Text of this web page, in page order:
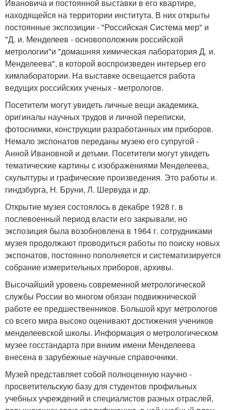
Ивановича и постоянной выставки в его квартире,
находящейся на территории института. В них открыты
постоянные экспозиции - "Российская Система мер" и
"Д. и. Менделеев - основоположник российской
метрологии"и "домашняя химическая лаборатория Д. и.
Менделеева", в которой воспроизведен интерьер его
химлаборатории. На выставке освещается работа
ведущих российских ученых - метрологов.
Посетители могут увидеть личные вещи академика,
оригиналы научных трудов и личной переписки,
фотоснимки, конструкции разработанных им приборов.
Немало экспонатов переданы музею его супругой -
Анной Ивановной и детьми. Посетители могут увидеть
тематические картины с изображениями Менделеева,
скульптуры и графические произведения. Это работы и.
гиндзбурга, Н. Бруни, Л. Шервуда и др.
Открытие музея состоялось в декабре 1928 г. в
послевоенный период власти его закрывали, но
экспозиция была возобновлена в 1964 г. сотрудниками
музея продолжают проводиться работы по поиску новых
экспонатов, постоянно пополняется и систематизируется
собрание измерительных приборов, архивы.
Высочайший уровень современной метрологической
службы России во многом обязан подвижнической
работе ее предшественников. Большой круг метрологов
со всего мира высоко оценивают достижения учеников
менделеевской школы. Информация о метрологическом
музее госстандарта при вниим имени Менделеева
внесена в зарубежные научные справочники.
Музей представляет собой полноценную научно -
просветительскую базу для студентов профильных
учебных учреждений и специалистов разных отраслей,